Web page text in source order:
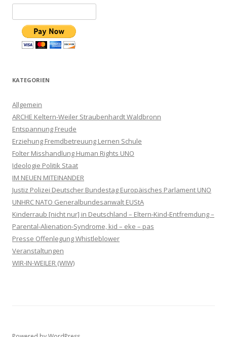
KATEGORIEN
Allgemein
ARCHE Keltern-Weiler Straubenhardt Waldbronn
Entspannung Freude
Erziehung Fremdbetreuung Lernen Schule
Folter Misshandlung Human Rights UNO
Ideologie Politik Staat
IM NEUEN MITEINANDER
Justiz Polizei Deutscher Bundestag Europäisches Parlament UNO
UNHRC NATO Generalbundesanwalt EUStA
Kinderraub [nicht nur] in Deutschland – Eltern-Kind-Entfremdung –
Parental-Alienation-Syndrome, kid – eke – pas
Presse Offenlegung Whistleblower
Veranstaltungen
WIR-IN-WEILER (WIW)